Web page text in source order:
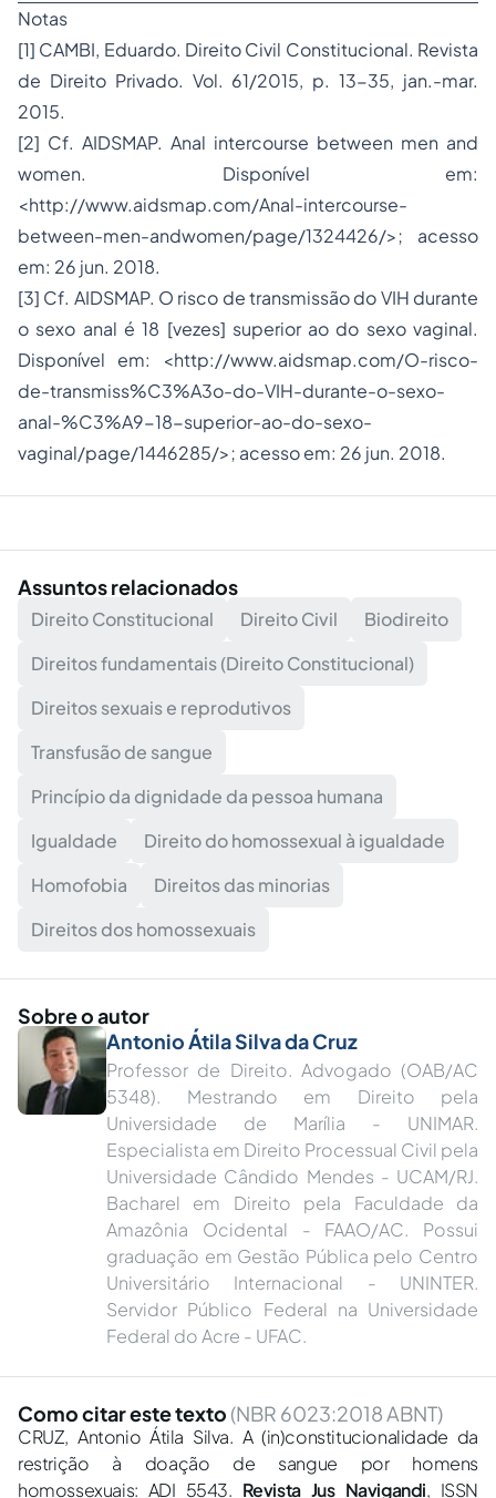
Notas
[1] CAMBI, Eduardo. Direito Civil Constitucional. Revista
de Direito Privado. Vol. 61/2015, p. 13-35, jan.-mar.
2015.
[2] Cf. AIDSMAP. Anal intercourse between men and
women. Disponível em:
<http://www.aidsmap.com/Anal-intercourse-
between-men-andwomen/page/1324426/>; acesso
em: 26 jun. 2018.
[3] Cf. AIDSMAP. O risco de transmissão do VIH durante
o sexo anal é 18 [vezes] superior ao do sexo vaginal.
Disponível em: <http://www.aidsmap.com/O-risco-
de-transmiss%C3%A3o-do-VIH-durante-o-sexo-
anal-%C3%A9-18-superior-ao-do-sexo-
vaginal/page/1446285/>; acesso em: 26 jun. 2018.
Assuntos relacionados
Direito Constitucional Direito Civil
Biodireito
Direitos fundamentais (Direito Constitucional)
Direitos sexuais e reprodutivos
Transfusão de sangue
Princípio da dignidade da pessoa humana
Igualdade
Direito do homossexual à igualdade
Homofobia
Direitos das minorias
Direitos dos homossexuais
Sobre o autor
Antonio Átila Silva da Cruz
Professor de Direito. Advogado (OAB/AC
5348). Mestrando em Direito pela
Universidade de Marília - UNIMAR.
Especialista em Direito Processual Civil pela
Universidade Cândido Mendes - UCAM/RJ.
Bacharel em Direito pela Faculdade da
Amazônia Ocidental - FAAO/AC. Possui
graduação em Gestão Pública pelo Centro
Universitário Internacional - UNINTER.
Servidor Público Federal na Universidade
Federal do Acre - UFAC.
Como citar este texto (NBR 6023:2018 ABNT)
CRUZ, Antonio Átila Silva. A (in)constitucionalidade da
restrição à doação de sangue por homens
homossexuais: ADI 5543. Revista Jus Navigandi, ISSN